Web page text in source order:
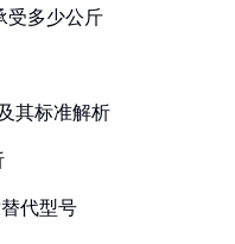
受多少公斤
其标准解析
代型号